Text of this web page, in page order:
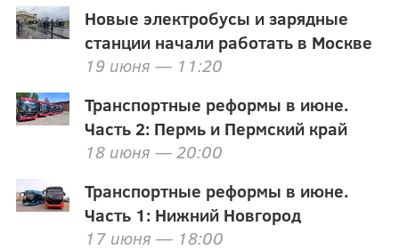
Новые электробусы и зарядные
станции начали работать в Москве
19 июня — 11:20
Транспортные реформы в июне.
Часть 2: Пермь и Пермский край
18 июня — 20:00
Транспортные реформы в июне.
Часть 1: Нижний Новгород
17 июня — 18:00